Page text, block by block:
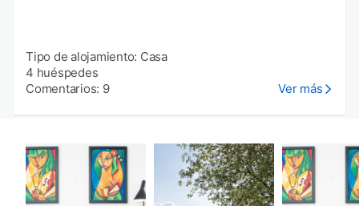
Tipo de alojamiento: Casa
4 huéspedes
Comentarios: 9
Ver más